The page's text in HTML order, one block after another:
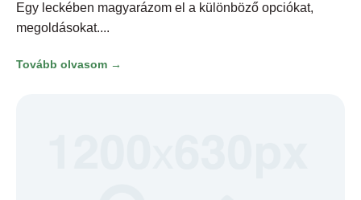
Egy leckében magyarázom el a különböző opciókat,
megoldásokat.
Tovább olvasom →